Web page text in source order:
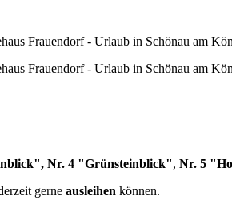
Nr. 4 "Grünsteinblick", Nr. 5
gerne ausleihen können.